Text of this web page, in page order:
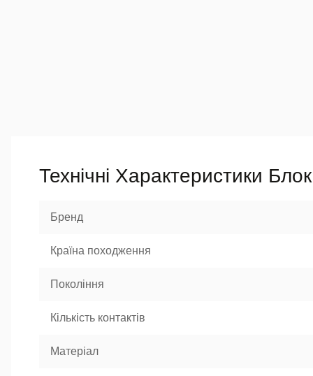
Технічні Характеристики
Бренд
Країна походження
Покоління
Кількість контактів
Матеріал